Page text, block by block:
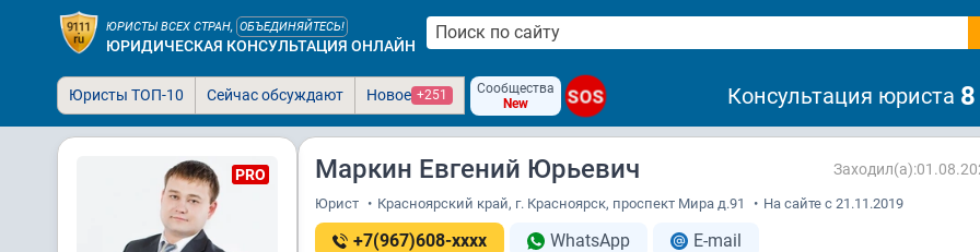
ЮРИСТЫ ВСЕХ СТРАН, ОБЪЕДИНЯЙТЕСЬ!
ЮРИДИЧЕСКАЯ КОНСУЛЬТАЦИЯ ОНЛАЙН
Юристы ТОП-10 Сейчас обсуждают Новое +251
Сообщества
New
SOS Консультация юриста
PRO Маркин Евгений Юрьевич
Юрист • Красноярский край, г. Красноярск, проспект Мира д.91 • На сайте с 21.11.2019
+7(967)608-xxxx WhatsApp E-mail